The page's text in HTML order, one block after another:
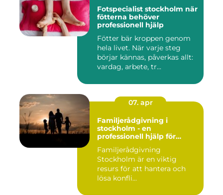
Fotspecialist stockholm när
fötterna behöver
professionell hjälp
Fötter bär kroppen genom
hela livet. När varje steg
börjar kännas, påverkas allt:
vardag, arbete, tr...
07. apr
Familjerådgivning i
stockholm - en
professionell hjälp för
Familjerådgivning
Stockholm är en viktig
resurs för att hantera och
lösa konfli...